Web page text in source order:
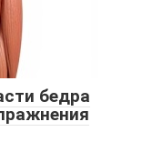
бедра